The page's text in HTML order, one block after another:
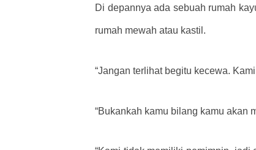
Di depannya ada sebuah rumah
rumah mewah atau kastil.
“Jangan terlihat begitu kecewa.
“Bukankah kamu bilang kamu akan